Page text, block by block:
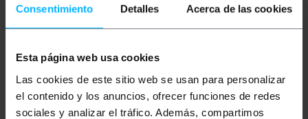
Consentimiento Detalles Acerca de las cookies
Esta página web usa cookies
Las cookies de este sitio web se usan para personalizar
el contenido y los anuncios, ofrecer funciones de redes
sociales y analizar el tráfico. Además, compartimos
OUTLET 20%
RGB dom 1.2m (1xHD15-
M/1x13W3-H)